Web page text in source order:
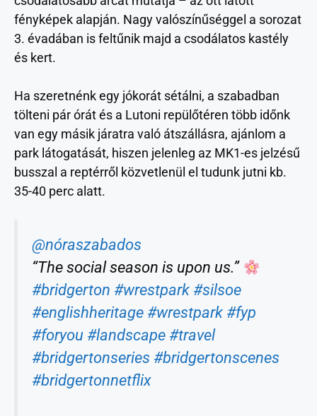
fényképek alapján. Nagy valószínűséggel a sorozat
3. évadában is feltűnik majd a csodálatos kastély
és kert.
Ha szeretnénk egy jókorát sétálni, a szabadban
tölteni pár órát és a Lutoni repülőtéren több időnk
van egy másik járatra való átszállásra, ajánlom a
park látogatását, hiszen jelenleg az MK1-es jelzésű
busszal a reptérről közvetlenül el tudunk jutni kb.
35-40 perc alatt.
@nóraszabados
“The social season is upon us.”
#bridgerton #wrestpark #silsoe
#englishheritage #wrestpark #fyp
#foryou #landscape #travel
#bridgertonseries #bridgertonscenes
#bridgertonnetflix